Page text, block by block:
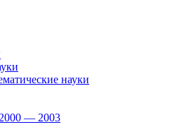
науки
— 2003